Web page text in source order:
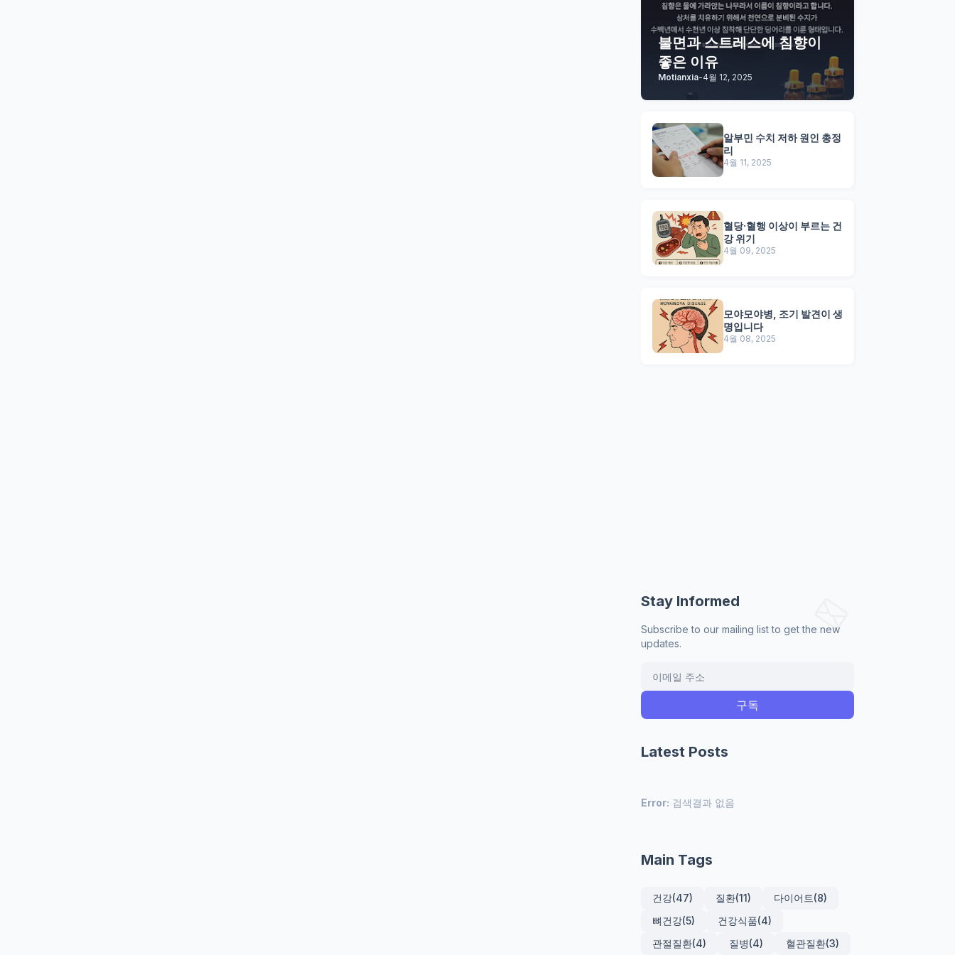
불면과 스트레스에 침향이
좋은 이유
Motianxia-4월 12, 2025
알부민 수치 저하 원인 총정
리
4월 11, 2025
혈당·혈행 이상이 부르는 건
강 위기
4월 09, 2025
모야모야병, 조기 발견이 생
명입니다
4월 08, 2025
Stay Informed
Subscribe to our mailing list to get the new
updates.
Latest Posts
Error: 검색결과 없음
Main Tags
건강(47) 질환(11) 다이어트(8)
뼈건강(5) 건강식품(4)
관절질환(4) 질병(4) 혈관질환(3)